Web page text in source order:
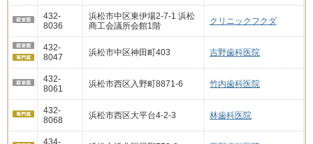
432-
8036
浜松市中区東伊場2-7-1 浜松
商工会議所会館1階
クリニックフクダ
432-
8047
浜松市中区神田町403 吉野歯科医院
432-
8061
浜松市西区入野町8871-6 竹内歯科医院
432-
8068
浜松市西区大平台4-2-3 林歯科医院
434-